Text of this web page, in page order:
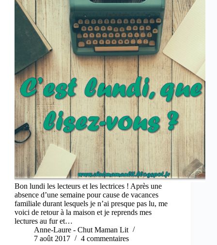
Bon lundi les lecteurs et les lectrices ! Après une
absence d’une semaine pour cause de vacances
familiale durant lesquels je n’ai presque pas lu, me
voici de retour à la maison et je reprends mes
lectures au fur et…
Anne-Laure - Chut Maman Lit
7 août 2017
4 commentaires